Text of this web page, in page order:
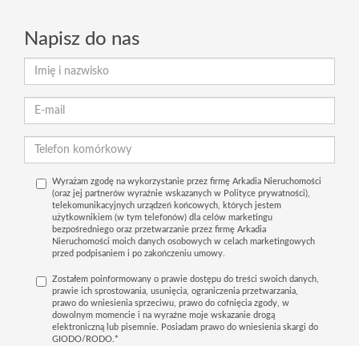
Napisz do nas
Wyrażam zgodę na wykorzystanie przez firmę Arkadia Nieruchomości
(oraz jej partnerów wyraźnie wskazanych w Polityce prywatności),
telekomunikacyjnych urządzeń końcowych, których jestem
użytkownikiem (w tym telefonów) dla celów marketingu
bezpośredniego oraz przetwarzanie przez firmę Arkadia
Nieruchomości moich danych osobowych w celach marketingowych
przed podpisaniem i po zakończeniu umowy.
Zostałem poinformowany o prawie dostępu do treści swoich danych,
prawie ich sprostowania, usunięcia, ograniczenia przetwarzania,
prawo do wniesienia sprzeciwu, prawo do cofnięcia zgody, w
dowolnym momencie i na wyraźne moje wskazanie drogą
elektroniczną lub pisemnie. Posiadam prawo do wniesienia skargi do
GIODO/RODO.*